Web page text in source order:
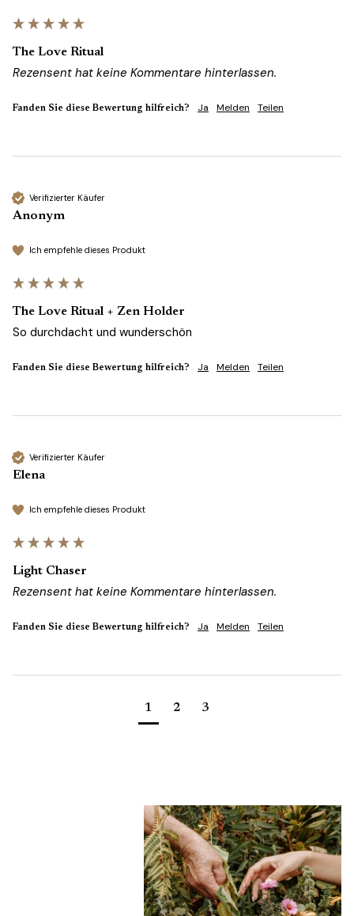
The Love Ritual
Rezensent hat keine Kommentare hinterlassen.
Fanden Sie diese Bewertung hilfreich? Ja Melden Teilen
Verifizierter Käufer
Anonym
Ich empfehle dieses Produkt
The Love Ritual + Zen Holder
So durchdacht und wunderschön
Fanden Sie diese Bewertung hilfreich? Ja Melden Teilen
Verifizierter Käufer
Elena
Ich empfehle dieses Produkt
Light Chaser
Rezensent hat keine Kommentare hinterlassen.
Fanden Sie diese Bewertung hilfreich? Ja Melden Teilen
1 2 3